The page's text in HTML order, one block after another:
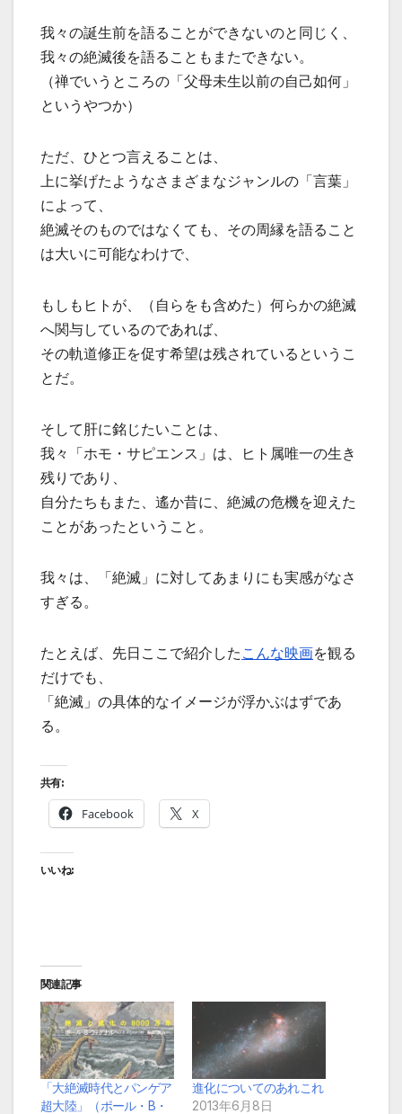
我々の誕生前を語ることができないのと同じく、
我々の絶滅後を語ることもまたできない。
（禅でいうところの「父母未生以前の自己如何」
というやつか）
ただ、ひとつ言えることは、
上に挙げたようなさまざまなジャンルの「言葉」
によって、
絶滅そのものではなくても、その周縁を語ること
は大いに可能なわけで、
もしもヒトが、（自らをも含めた）何らかの絶滅
へ関与しているのであれば、
その軌道修正を促す希望は残されているというこ
とだ。
そして肝に銘じたいことは、
我々「ホモ・サピエンス」は、ヒト属唯一の生き
残りであり、
自分たちもまた、遙か昔に、絶滅の危機を迎えた
ことがあったということ。
我々は、「絶滅」に対してあまりにも実感がなさ
すぎる。
たとえば、先日ここで紹介した こんな映画を観る
だけでも、
「絶滅」の具体的なイメージが浮かぶはずであ
る。
共有:
Facebook X
いいね:
関連記事
「大絶滅時代とパンゲア
超大陸」（ポール・B・
進化についてのあれこれ
2013年6月8日